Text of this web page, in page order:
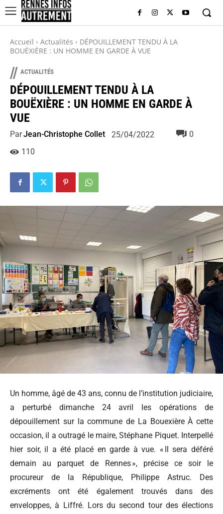
Accueil Actualités
DÉPOUILLEMENT TENDU À LA
BOUËXIÈRE : UN HOMME EN GARDE À VUE
// ACTUALITÉS
DÉPOUILLEMENT TENDU À LA
BOUËXIÈRE : UN HOMME EN GARDE À
VUE
ParJean-Christophe Collet 25/04/2022
0
110
Un homme, âgé de 43 ans, connu de l’institution judiciaire,
a perturbé dimanche 24 avril les opérations de
dépouillement sur la commune de La Bouexière À cette
occasion, il a outragé le maire, Stéphane Piquet. Interpellé
hier soir, il a été placé en garde à vue. « Il sera déféré
demain au parquet de Rennes », précise ce soir le
procureur de la République, Philippe Astruc. Des
excréments ont été également trouvés dans des
enveloppes, à Liffré. Lors du second tour des élections